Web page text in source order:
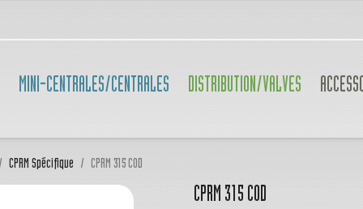
MINI-CENTRALES/CENTRALES DISTRIBUTION/VALVES
CPRM Spécifique CPRM 315 COD
CPRM 315 COD